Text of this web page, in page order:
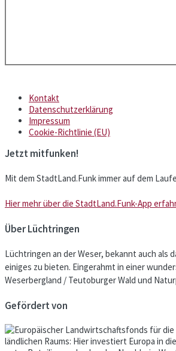
Kontakt
Datenschutzerklärung
Impressum
Cookie-Richtlinie (EU)
Jetzt mitfunken!
Mit dem StadtLand.Funk immer auf dem
Hier mehr über die StadtLand.Funk-App
Über Lüchtringen
Lüchtringen an der Weser, bekannt auch als
einiges zu bieten. Eingerahmt in einer
Weserbergland / Teutoburger Wald und
Gefördert von